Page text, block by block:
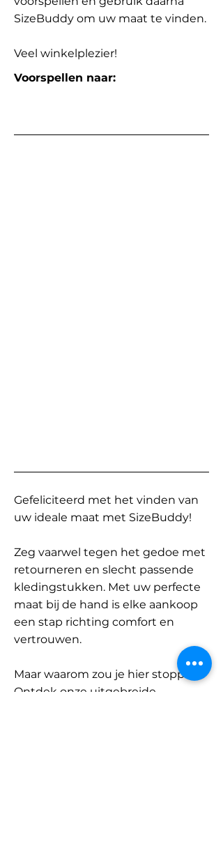
SizeBuddy om uw maat te vinden.
Veel winkelplezier!
Voorspellen naar:
Gefeliciteerd met het vinden van
uw ideale maat met SizeBuddy!
Zeg vaarwel tegen het gedoe met
retourneren en slecht passende
kledingstukken. Met uw perfecte
maat bij de hand is elke aankoop
een stap richting comfort en
vertrouwen.
Maar waarom zou je hier stoppen?
Ontdek onze uitgebreide